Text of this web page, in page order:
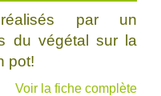
par un
du végétal sur la
pot!
Voir la fiche complète